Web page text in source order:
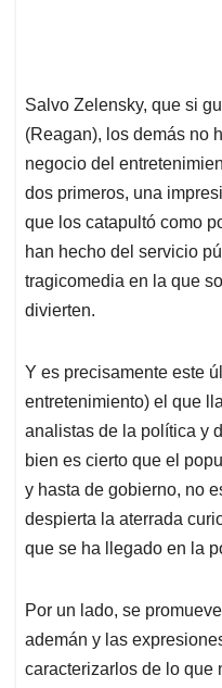
Salvo Zelensky, que si
(Reagan), los demás no
negocio del
dos primeros, una
que los catapultó como
han hecho del servicio
tragicomedia en la que
divierten.
Y es precisamente este
entretenimiento) el que
analistas de la política y
bien es cierto que el
y hasta de gobierno, no
despierta la aterrada
que se ha llegado en la
Por un lado, se
ademán y las
caracterizarlos de lo que